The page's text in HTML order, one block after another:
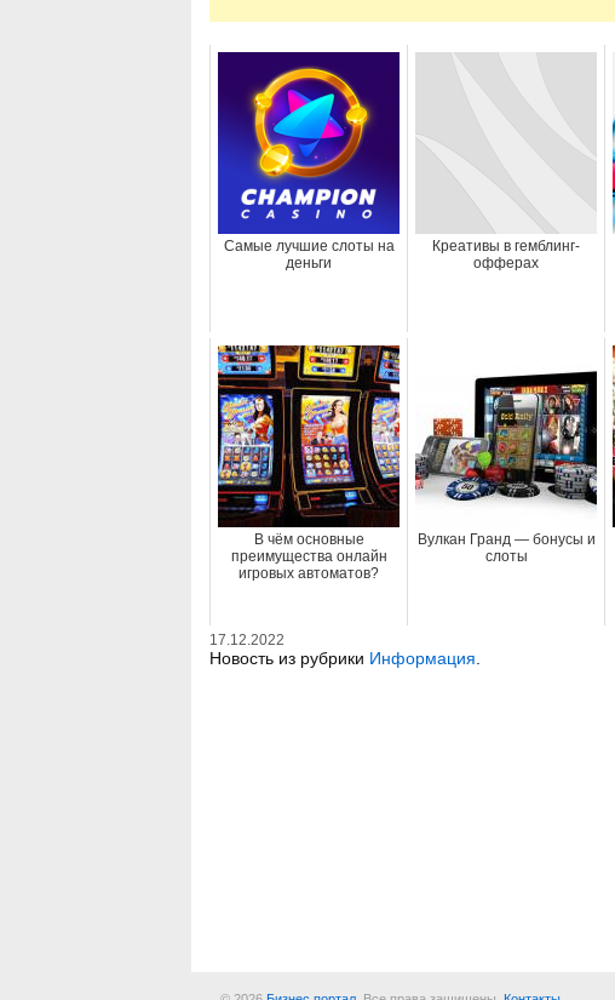
Самые лучшие слоты на
деньги
Креативы в гемблинг-
офферах
В чём основные
преимущества онлайн
игровых автоматов?
Вулкан Гранд — бонусы и
слоты
17.12.2022
Новость из рубрики Информация